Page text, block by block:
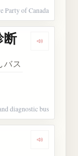
Party of Canada
断
バス
diagnostic bus
Dengarkan